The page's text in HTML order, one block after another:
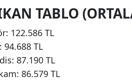
TABLO
122.586 TL
TL
87.190 TL
86.579 TL